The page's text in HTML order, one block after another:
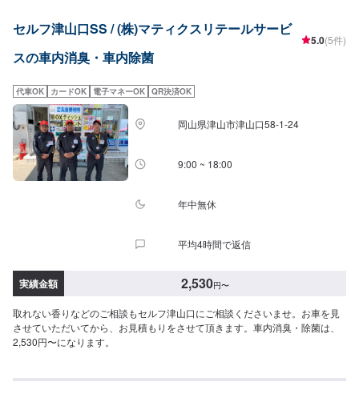
セルフ津山口SS / (株)マティクスリテールサービ
スの車内消臭・車内除菌
5.0(5件)
代車OK カードOK 電子マネーOK QR決済OK
岡山県津山市津山口58-1-24
9:00 ~ 18:00
年中無休
平均4時間で返信
実績金額 2,530円〜
取れない香りなどのご相談もセルフ津山口にご相談くださいませ。お車を見
させていただいてから、お見積もりをさせて頂きます。車内消臭・除菌は、
2,530円〜になります。